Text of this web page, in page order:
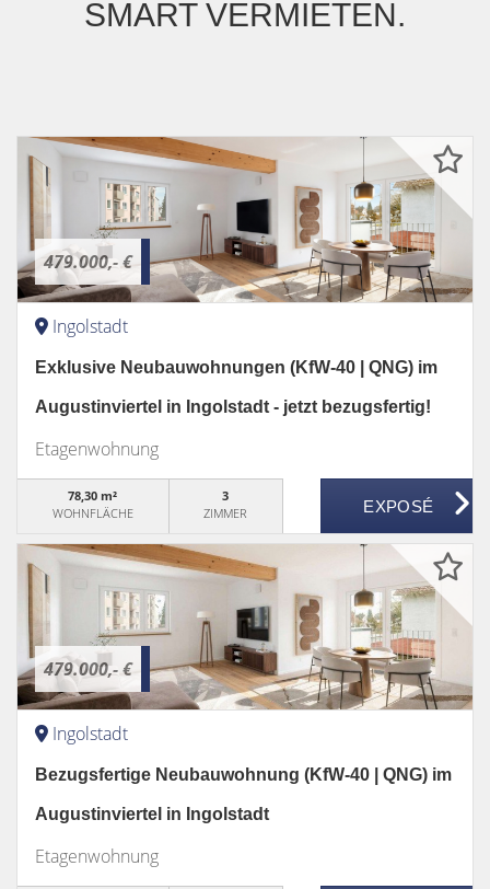
SMART VERMIETEN.
479.000,- €
Ingolstadt
Exklusive Neubauwohnungen (KfW-40 | QNG) im
Augustinviertel in Ingolstadt - jetzt bezugsfertig!
Etagenwohnung
78,30 m²
WOHNFLÄCHE
3
ZIMMER
479.000,- €
Ingolstadt
Bezugsfertige Neubauwohnung (KfW-40 | QNG) im
Augustinviertel in Ingolstadt
Etagenwohnung